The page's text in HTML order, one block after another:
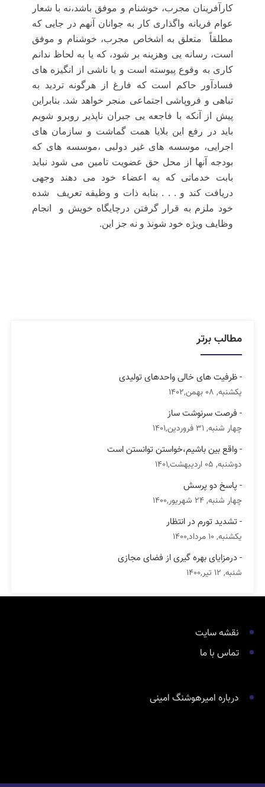
کارآفرینان مجرب، خوشنام و موفق باشد،نه با شعار
عوام فریانه واگذاری کار به جوانان آنهم در جایی که
مطلقاً
متعلق به اشخاص مجرب، خوشنام و موفق
است، رسانه یی وهزینه بر شود، که یا به لحاظ ندانم
کاری به وقوع پیوسته است و یا ناشی از انگیزه های
فسادآور حاکم است که فارغ از هرگونه تردید به
تباهی و فروپاشی اجتماعی منجر خواهد شد. بنابراین
پیش از آنکه با فاجعه یی جبران ناپذیر روبرو شویم
باید در رفع این بلایا همت گماشت و سازمان های
اجرایی، موسسه های غیر دولبی ،موسسه های که
بودجه آنها از محل حق عضویت تامین می شود نباید
بابت خدماتی که به اعضاء خود می دهند وجهی
دریافت کند و . . . بنابه ذات و وظیقه تعریف
شده
خود ملزم به قرار گرفتن درچایگاه خویش و
انجام
وظایف ویژه خود شونذ و نه جز این.
مطالب برتر
- ظرفیت های خالی واحدهای تولیدی
یکشنبه, 08 بهمن,1402
- فرصت سرنوشت ساز
چهار شنبه, 31 فروردین,1401
- واقع بین باشیم،خواستن توانستن است
دوشنبه, 05 اردیبهشت,1401
- پاسخ دو پرسش
چهار شنبه, 24 شهریور,1400
- تشدید تورم در انتظار
یکشنبه, 10 مرداد,1400
- درمزایای بهره گیری از فضای مجازی
شنبه, 12 تیر,1400
نقشه سایت
تماس با ما
درباره امیرهوشنگ امینی